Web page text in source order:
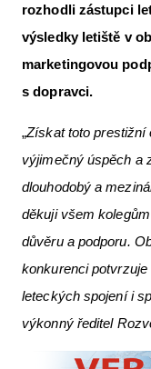
rozhodli zástupci
výsledky letiště v
marketingovou
s dopravci.
„Získat toto prestižní
výjimečný úspěch a
dlouhodobý a
děkuji všem
důvěru a podporu.
konkurenci
leteckých spojení i
výkonný ředitel